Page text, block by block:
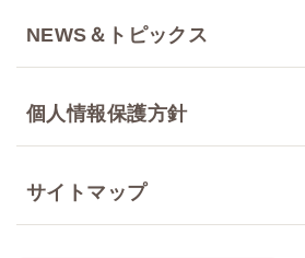
NEWS＆トピックス
個人情報保護方針
サイトマップ